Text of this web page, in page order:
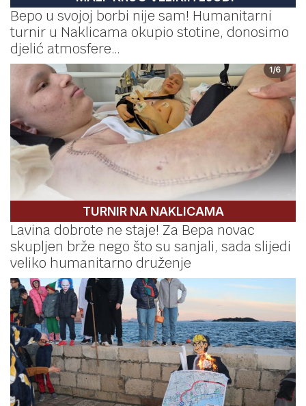
Bepo u svojoj borbi nije sam! Humanitarni
turnir u Naklicama okupio stotine, donosimo
djelić atmosfere…
TURNIR NA NAKLICAMA
Lavina dobrote ne staje! Za Bepa novac
skupljen brže nego što su sanjali, sada slijedi
veliko humanitarno druženje